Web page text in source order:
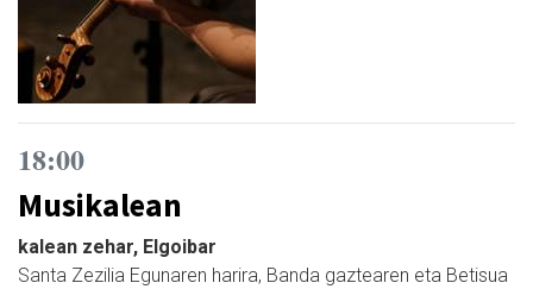
18:00
Musikalean
kalean zehar, Elgoibar
Santa Zezilia Egunaren harira, Banda gaztearen eta Betisua